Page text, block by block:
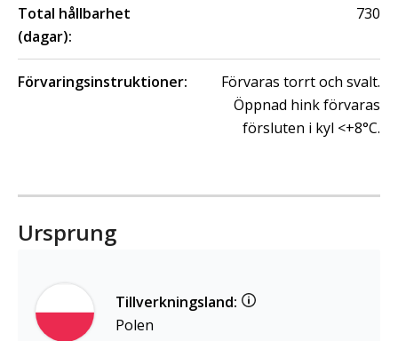
Total hållbarhet
(dagar):
730
Förvaringsinstruktioner:
Förvaras torrt och svalt.
Öppnad hink förvaras
försluten i kyl <+8°C.
Ursprung
Tillverkningsland:
Polen